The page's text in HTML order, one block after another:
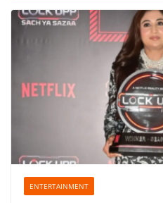
ENTERTAINMENT